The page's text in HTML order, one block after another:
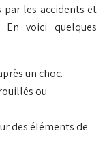
par les accidents et
En voici quelques
un choc.
ou
des éléments de